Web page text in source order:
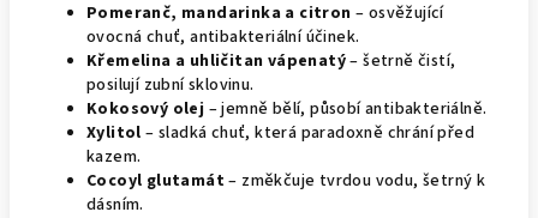
Pomeranč, mandarinka a citron – osvěžující
ovocná chuť, antibakteriální účinek.
Křemelina a uhličitan vápenatý– šetrně čistí,
posilují zubní sklovinu.
Kokosový olej – jemně bělí, působí antibakteriálně.
Xylitol – sladká chuť, která paradoxně chrání před
kazem.
Cocoyl glutamát– změkčuje tvrdou vodu, šetrný k
dásním.